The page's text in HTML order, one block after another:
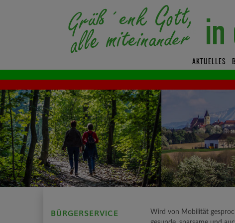
AKTUELLES
Wird von Mobilität
BÜRGERSERVICE